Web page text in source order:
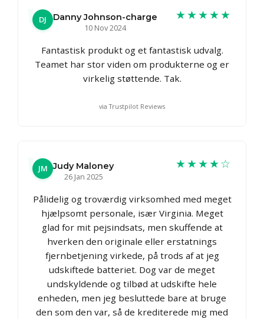
DJ
Danny Johnson-charge
10 Nov 2024
★★★★★
Fantastisk produkt og et fantastisk udvalg.
Teamet har stor viden om produkterne og er
virkelig støttende. Tak.
via Trustpilot Reviews
JM Judy Maloney
26 Jan 2025
★★★★☆
Pålidelig og troværdig virksomhed med meget
hjælpsomt personale, især Virginia. Meget
glad for mit pejsindsats, men skuffende at
hverken den originale eller erstatnings
fjernbetjening virkede, på trods af at jeg
udskiftede batteriet. Dog var de meget
undskyldende og tilbød at udskifte hele
enheden, men jeg besluttede bare at bruge
den som den var, så de krediterede mig med